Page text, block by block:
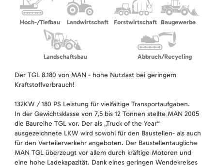
Hoch-/Tiefbau Landwirtschaft Forstwirtschaft Baugewerbe
Landschaftsbau Abbruch/Recycling
Der TGL 8.180 von MAN - hohe Nutzlast bei geringem
Kraftstoffverbrauch!
132KW / 180 PS Leistung für vielfältige Transportaufgaben.
In der Gewichtsklasse von 7,5 bis 12 Tonnen stellte MAN 2005
die Baureihe TGL vor. Der als „Truck of the Year“
ausgezeichnete LKW wird sowohl für den Baustellen- als auch
für den Verteilerverkehr angeboten. Der Baustellentaugliche
MAN TGL überzeugt vor allem durch kräftige Motoren und
eine hohe Ladekapazität. Dank eines geringen Wendekreises